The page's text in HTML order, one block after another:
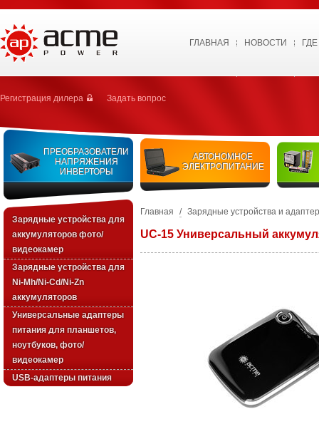
ГЛАВНАЯ НОВОСТИ
Регистрация дилера Задать вопрос
ПРЕОБРАЗОВАТЕЛИ
НАПРЯЖЕНИЯ
ИНВЕРТОРЫ
АВТОНОМНОЕ
ЭЛЕКТРОПИТАНИЕ
Зарядные устройства для
аккумуляторов фото/
видеокамер
Зарядные уcтройства для
Ni-Mh/Ni-Cd/Ni-Zn
аккумуляторов
Универсальные адаптеры
питания для планшетов,
ноутбуков, фото/
видеокамер
USB-адаптеры питания
Главная / Зарядные устройства и
UC-15 Универсальный